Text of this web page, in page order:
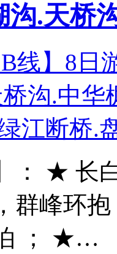
沟.天桥
： ★ 长
群峰环
； ★…